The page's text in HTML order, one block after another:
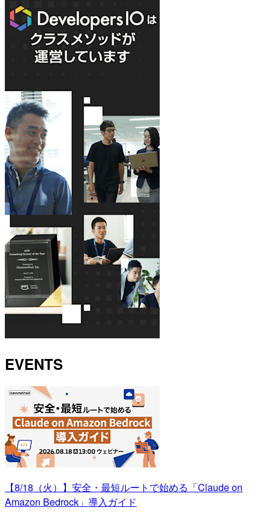
EVENTS
【8/18（火）】安全・最短ルートで始める「Claude on
Amazon Bedrock」導入ガイド